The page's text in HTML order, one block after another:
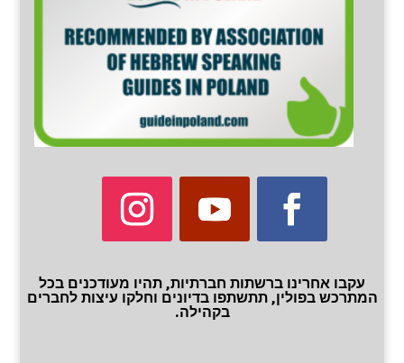
עקבו אחרינו ברשתות חברתיות, תהיו מעודכנים בכל
המתרכש בפולין, תתשתפו בדיונים וחלקו עיצות לחברים
בקהילה.